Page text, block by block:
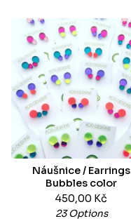
Náušnice / Earrings
Bubbles color
450,00 Kč
23 Options